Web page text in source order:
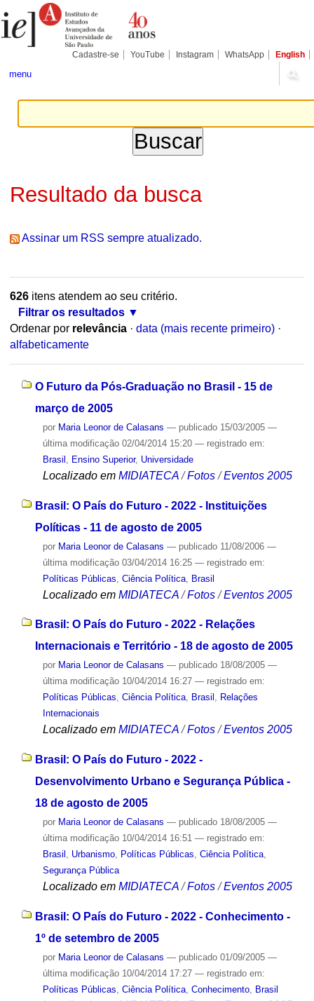
para
conteúdo.
Pessoais
Cadastre-se YouTube Instagram WhatsApp English
menu
Resultado da busca
Assinar um RSS sempre atualizado.
626itens atendem ao seu critério.
Filtrar os resultados
Ordenar por relevância · data (mais recente primeiro) ·
alfabeticamente
O Futuro da Pós-Graduação no Brasil - 15 de
março de 2005
por Maria Leonor de Calasans — publicado15/03/2005 —
última modificação02/04/2014 15:20 — registrado em:
Brasil
Ensino Superior, Universidade
Localizado em MIDIATECA /Fotos /Eventos 2005
Brasil: O País do Futuro - 2022 - Instituições
Políticas - 11 de agosto de 2005
por Maria Leonor de Calasans — publicado11/08/2006 —
última modificação03/04/2014 16:25 — registrado em:
Políticas Públicas Ciência Política, Brasil
Localizado em MIDIATECA /Fotos /Eventos 2005
Brasil: O País do Futuro - 2022 - Relações
Internacionais e Território - 18 de agosto de 2005
por Maria Leonor de Calasans — publicado18/08/2005 —
última modificação10/04/2014 16:27 — registrado em:
Políticas Públicas, Ciência Política, Brasil , Relações
Internacionais
Localizado em MIDIATECA /Fotos /Eventos 2005
Brasil: O País do Futuro - 2022 -
Desenvolvimento Urbano e Segurança Pública -
18 de agosto de 2005
por Maria Leonor de Calasans — publicado18/08/2005 —
última modificação10/04/2014 16:51 — registrado em:
Brasil , Urbanismo, Políticas Públicas, Ciência Política,
Segurança Pública
Localizado em MIDIATECA /Fotos /Eventos 2005
Brasil: O País do Futuro - 2022 - Conhecimento -
1º de setembro de 2005
por Maria Leonor de Calasans — publicado01/09/2005 —
última modificação10/04/2014 17:27 — registrado em:
Políticas Públicas Ciência Política, Conhecimento, Brasil